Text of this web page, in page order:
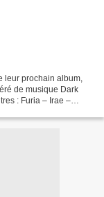
leur prochain album,
de musique Dark
: Furia – Irae –